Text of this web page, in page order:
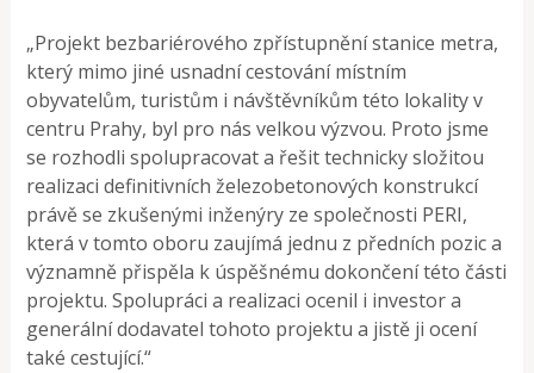
„Projekt bezbariérového zpřístupnění stanice metra,
který mimo jiné usnadní cestování místním
obyvatelům, turistům i návštěvníkům této lokality v
centru Prahy, byl pro nás velkou výzvou. Proto jsme
se rozhodli spolupracovat a řešit technicky složitou
realizaci definitivních železobetonových konstrukcí
právě se zkušenými inženýry ze společnosti PERI,
která v tomto oboru zaujímá jednu z předních pozic a
významně přispěla k úspěšnému dokončení této části
projektu. Spolupráci a realizaci ocenil i investor a
generální dodavatel tohoto projektu a jistě ji ocení
také cestující.“